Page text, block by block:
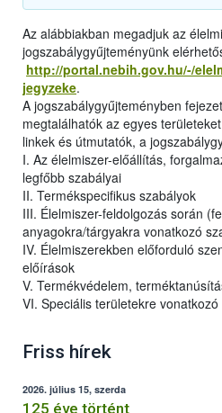
Az alábbiakban megadjuk az
jogszabálygyűjteményünk
http://portal.nebih.gov.hu/-/
jegyzeke.
A jogszabálygyűjteményben
megtalálhatók az egyes
linkek és útmutatók, a
I. Az élelmiszer-előállítás,
legfőbb szabályai
II. Termékspecifikus szabályok
III. Élelmiszer-feldolgozás során
anyagokra/tárgyakra vonatkozó
IV. Élelmiszerekben előforduló
előírások
V. Termékvédelem,
VI. Speciális területekre
Friss hírek
2026. július 15, szerda
125 éve történt